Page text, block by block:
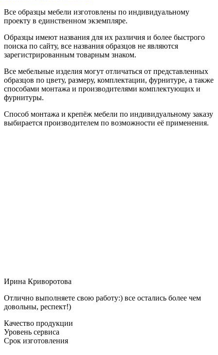
Все образцы мебели изготовлены по индивидуальному
проекту в единственном экземпляре.
Образцы имеют названия для их различия и более быстрого
поиска по сайту, все названия образцов не являются
зарегистрированным товарным знаком.
Все мебельные изделия могут отличаться от представленных
образцов по цвету, размеру, комплектации, фурнитуре, а также
способами монтажа и производителями комплектующих и
фурнитуры.
Способ монтажа и крепёж мебели по индивидуальному заказу
выбирается производителем по возможности её применения.
Ирина Криворотова
Отлично выполняете свою работу:) все остались более чем
довольны, респект!)
Качество продукции
Уровень сервиса
Срок изготовления